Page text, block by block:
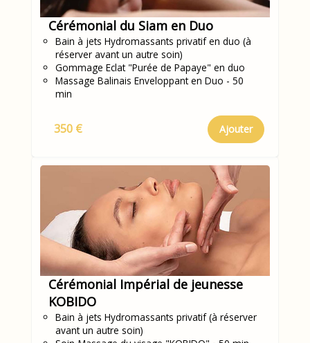
Cérémonial du Siam en Duo
Bain à jets Hydromassants privatif en duo (à
réserver avant un autre soin)
Gommage Eclat "Purée de Papaye" en duo
Massage Balinais Enveloppant en Duo - 50
min
350 € Ajouter
Cérémonial Impérial de jeunesse
KOBIDO
Bain à jets Hydromassants privatif (à réserver
avant un autre soin)